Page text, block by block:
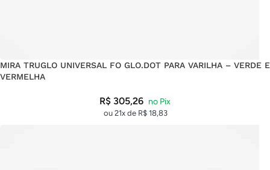
MIRA TRUGLO UNIVERSAL FO GLO.DOT PARA VARILHA – VERDE E
VERMELHA
R$ 305,26
ou 21x de R$18,83